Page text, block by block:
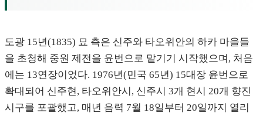
도광 15년(1835) 묘 측은 신주와 타오위안의 하카 마을들
을 초청해 중원 제전을 윤번으로 맡기기 시작했으며, 처음
에는 13연장이었다. 1976년(민국 65년) 15대장 윤번으로
확대되어 신주현, 타오위안시, 신주시 3개 현시 20개 향진
시구를 포괄했고, 매년 음력 7월 18일부터 20일까지 열리